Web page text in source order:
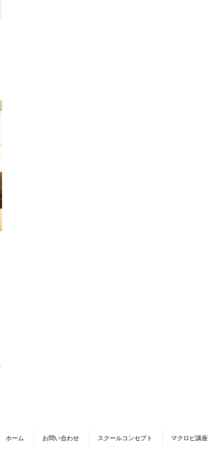
ホーム お問い合わせ スクールコンセプト マクロビ講座